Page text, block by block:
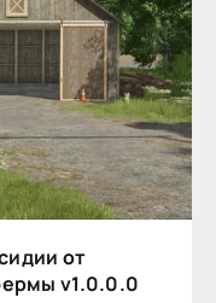
от
v1.0.0.0